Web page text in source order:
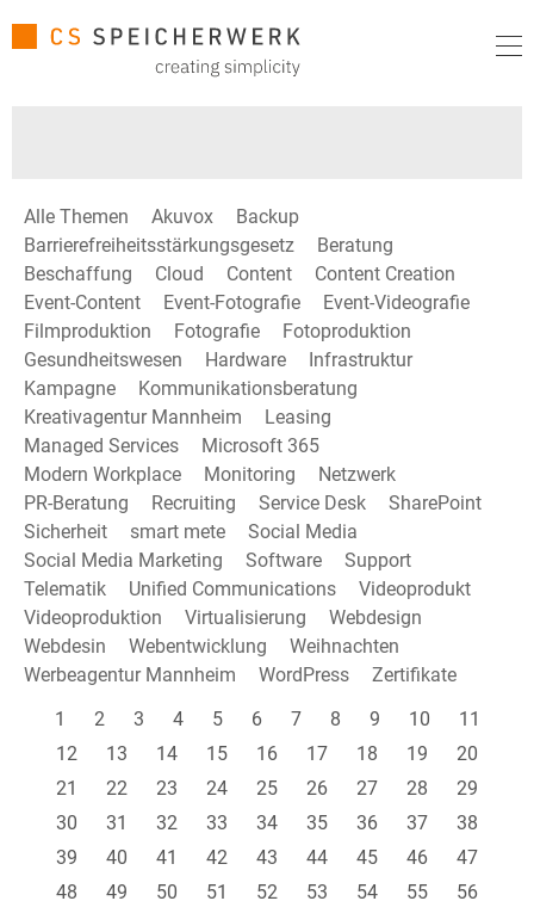
Alle Themen Akuvox
Backup
Barrierefreiheitsstärkungsgesetz
Beratung
Beschaffung
Cloud Content
Content Creation
Event-Content
Event-Fotografie
Event-Videografie
Filmproduktion
Fotografie
Fotoproduktion
Gesundheitswesen
Hardware
Infrastruktur
Kampagne
Kommunikationsberatung
Kreativagentur Mannheim
Leasing
Managed Services
Microsoft 365
Modern Workplace
Monitoring
Netzwerk
PR-Beratung
Recruiting Service Desk
SharePoint
Sicherheit
smart mete
Social Media
Social Media Marketing
Software
Support
Telematik
Unified Communications
Videoprodukt
Videoproduktion
Virtualisierung
Webdesign
Webdesin
Webentwicklung
Weihnachten
Werbeagentur Mannheim
WordPress
Zertifikate
1
2 3 4 5 6 7 8 9 10
11
12
13 14 15 16 17 18 19
20
21
22 23 24 25 26 27 28
29
30
31 32 33 34 35 36 37
38
39
40 41 42 43 44 45 46
47
48
49 50 51 52 53 54 55
56